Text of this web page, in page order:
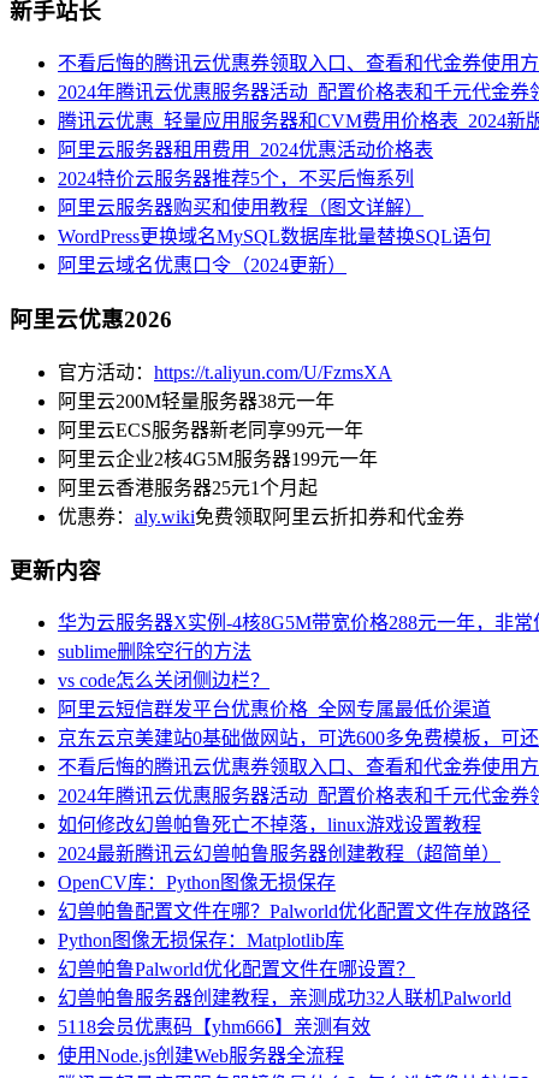
新手站长
不看后悔的腾讯云优惠券领取入口、查看和代金券使用
2024年腾讯云优惠服务器活动_配置价格表和千元代金券
腾讯云优惠_轻量应用服务器和CVM费用价格表_2024新
阿里云服务器租用费用_2024优惠活动价格表
2024特价云服务器推荐5个，不买后悔系列
阿里云服务器购买和使用教程（图文详解）
WordPress更换域名MySQL数据库批量替换SQL语句
阿里云域名优惠口令（2024更新）
阿里云优惠2026
官方活动： https://t.aliyun.com/U/FzmsXA
阿里云200M轻量服务器38元一年
阿里云ECS服务器新老同享99元一年
阿里云企业2核4G5M服务器199元一年
阿里云香港服务器25元1个月起
优惠券： aly.wiki免费领取阿里云折扣券和代金券
更新内容
华为云服务器X实例-4核8G5M带宽价格288元一年，非常
sublime删除空行的方法
vs code怎么关闭侧边栏？
阿里云短信群发平台优惠价格_全网专属最低价渠道
京东云京美建站0基础做网站，可选600多免费模板，可还
不看后悔的腾讯云优惠券领取入口、查看和代金券使用
2024年腾讯云优惠服务器活动_配置价格表和千元代金券
如何修改幻兽帕鲁死亡不掉落，linux游戏设置教程
2024最新腾讯云幻兽帕鲁服务器创建教程（超简单）
OpenCV库：Python图像无损保存
幻兽帕鲁配置文件在哪？Palworld优化配置文件存放路径
Python图像无损保存：Matplotlib库
幻兽帕鲁Palworld优化配置文件在哪设置？
幻兽帕鲁服务器创建教程，亲测成功32人联机Palworld
5118会员优惠码【yhm666】亲测有效
使用Node.js创建Web服务器全流程